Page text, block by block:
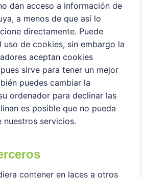
dan acceso a información de
a menos de que así lo
directamente. Puede
uso de cookies, sin embargo la
aceptan cookies
sirve para tener un mejor
puedes cambiar la
ordenador para declinar las
es posible que no pueda
nuestros servicios.
contener en laces a otros